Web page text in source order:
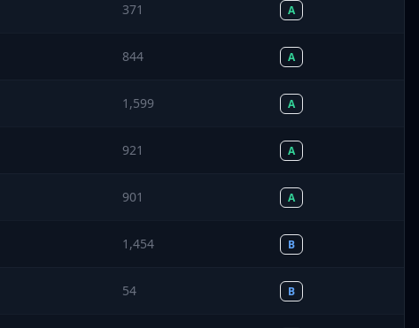
371 A
844 A
1,599 A
921 A
901 A
1,454 B
54 B